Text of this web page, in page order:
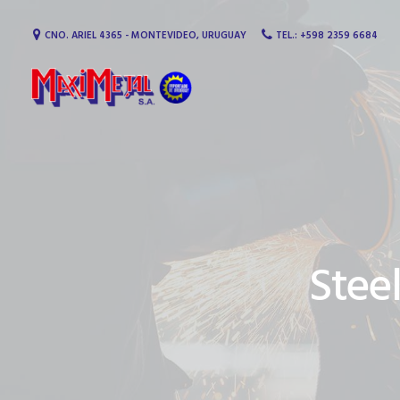
CNO. ARIEL 4365 - MONTEVIDEO, URUGUAY TEL.: +598 2359 6684
MaxiMetal S.A.